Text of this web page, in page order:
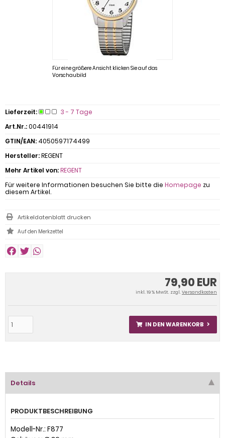
Für eine größere Ansicht klicken Sie auf das
Vorschaubild
79,90 EUR
inkl. 19 % MwSt. zzgl.Versandkosten
IN DEN WARENKORB
Lieferzeit:
3 - 7 Tage
Art.Nr.:00441914
GTIN/EAN: 4050597174499
Hersteller:REGENT
Mehr Artikel von:REGENT
Für weitere Informationen besuchen Sie bitte die Homepage zu
diesem Artikel.
Artikeldatenblatt drucken
Details
PRODUKTBESCHREIBUNG
Modell-Nr.: F877